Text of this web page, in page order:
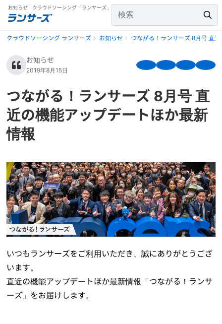
お知らせ | クラウドソーシング「ランサーズ」
クラウドソーシング ランサーズ お知らせ つながる！ランサーズ 8月号 直
お知らせ
2019年8月15日
つながる！ランサーズ 8月号 直
近の機能アップデートほか最新
情報
いつもランサーズをご利用いただき、誠にありがとうござ
います。
直近の機能アップデートほか最新情報「つながる！ランサ
ーズ」をお届けします。